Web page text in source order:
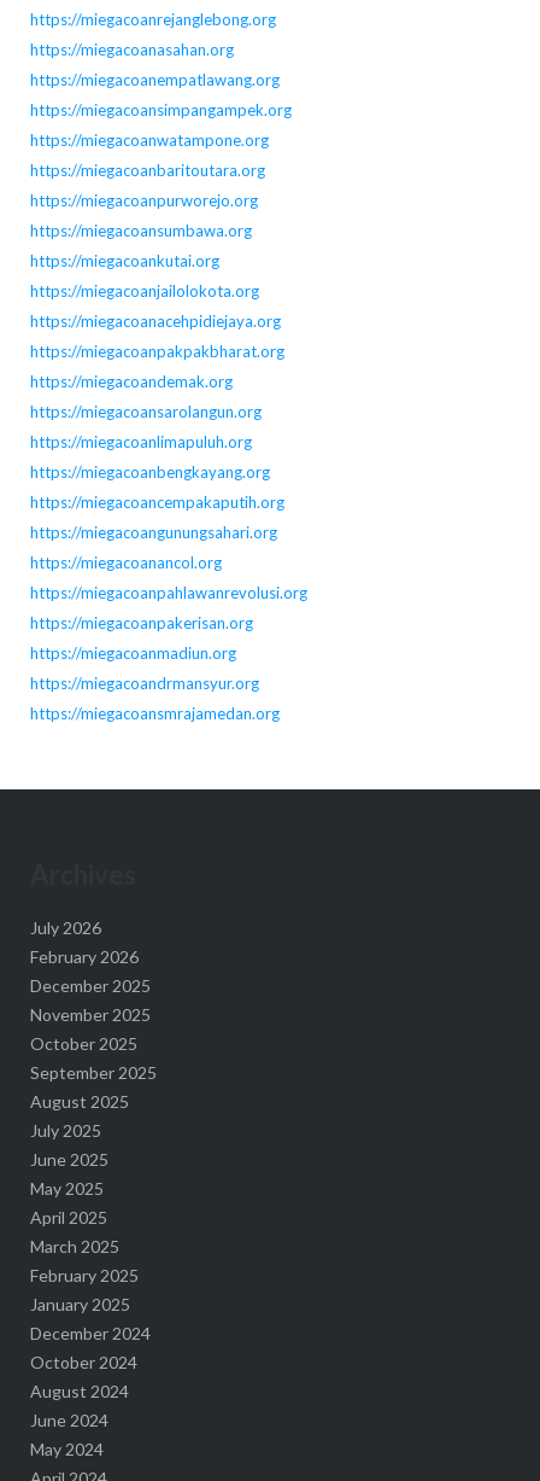
https://miegacoanrejanglebong.org
https://miegacoanasahan.org
https://miegacoanempatlawang.org
https://miegacoansimpangampek.org
https://miegacoanwatampone.org
https://miegacoanbaritoutara.org
https://miegacoanpurworejo.org
https://miegacoansumbawa.org
https://miegacoankutai.org
https://miegacoanjailolokota.org
https://miegacoanacehpidiejaya.org
https://miegacoanpakpakbharat.org
https://miegacoandemak.org
https://miegacoansarolangun.org
https://miegacoanlimapuluh.org
https://miegacoanbengkayang.org
https://miegacoancempakaputih.org
https://miegacoangunungsahari.org
https://miegacoanancol.org
https://miegacoanpahlawanrevolusi.org
https://miegacoanpakerisan.org
https://miegacoanmadiun.org
https://miegacoandrmansyur.org
https://miegacoansmrajamedan.org
July 2026
February 2026
December 2025
November 2025
October 2025
September 2025
August 2025
July 2025
June 2025
May 2025
April 2025
March 2025
February 2025
January 2025
December 2024
October 2024
August 2024
June 2024
May 2024